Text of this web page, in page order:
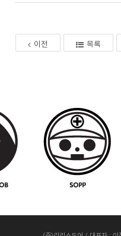
이전 목록